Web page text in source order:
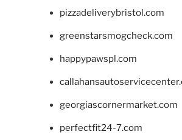
pizzadeliverybristol.com
greenstarsmogcheck.com
happypawspl.com
georgiascornermarket.com
perfectfit24-7.com